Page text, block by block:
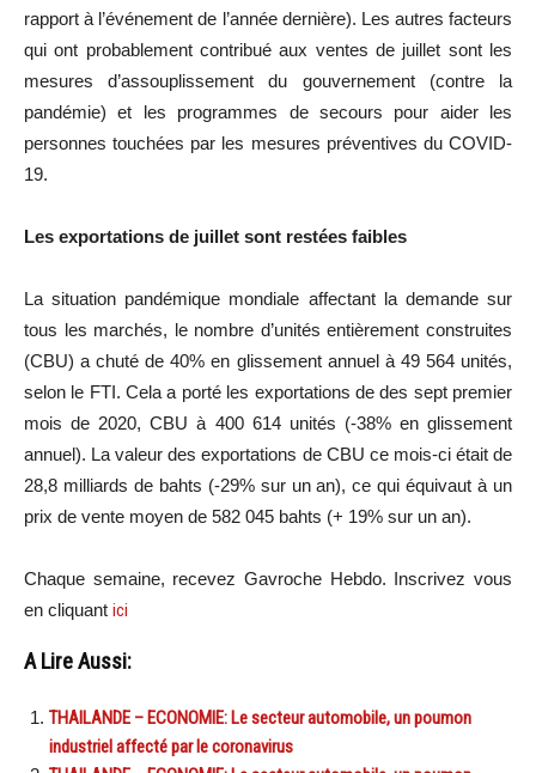
rapport à l’événement de l’année dernière). Les autres facteurs
qui ont probablement contribué aux ventes de juillet sont les
mesures d’assouplissement du gouvernement (contre la
pandémie) et les programmes de secours pour aider les
personnes touchées par les mesures préventives du COVID-
19.
Les exportations de juillet sont restées faibles
La situation pandémique mondiale affectant la demande sur
tous les marchés, le nombre d’unités entièrement construites
(CBU) a chuté de 40% en glissement annuel à 49 564 unités,
selon le FTI. Cela a porté les exportations de des sept premier
mois de 2020, CBU à 400 614 unités (-38% en glissement
annuel). La valeur des exportations de CBU ce mois-ci était de
28,8 milliards de bahts (-29% sur un an), ce qui équivaut à un
prix de vente moyen de 582 045 bahts (+ 19% sur un an).
Chaque semaine, recevez Gavroche Hebdo. Inscrivez vous
en cliquant ici
A Lire Aussi:
THAILANDE – ECONOMIE: Le secteur automobile, un poumon
industriel affecté par le coronavirus